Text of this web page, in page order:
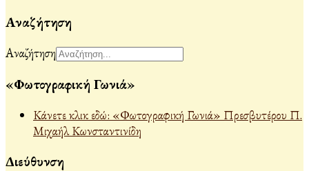
Αναζήτηση
Αναζήτηση
«Φωτογραφική Γωνιά»
Κάνετε κλικ εδώ: «Φωτογραφική Γωνιά» Πρεσβυτέρου Π.
Μιχαήλ Κωνσταντινίδη
Διεύθυνση